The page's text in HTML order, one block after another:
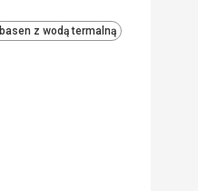
z wodą termalną